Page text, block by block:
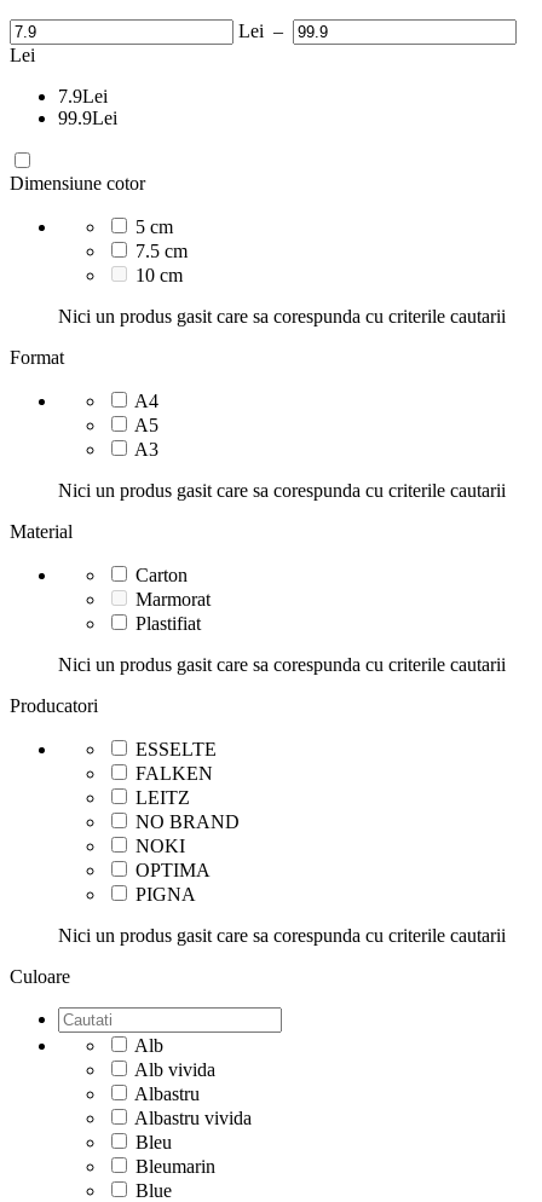
Lei –
Lei
7.9Lei
99.9Lei
Dimensiune cotor
5 cm
7.5 cm
10 cm
Nici un produs gasit care sa corespunda cu criterile cautarii
Format
A4
A5
A3
Nici un produs gasit care sa corespunda cu criterile cautarii
Material
Carton
Marmorat
Plastifiat
Nici un produs gasit care sa corespunda cu criterile cautarii
Producatori
ESSELTE
FALKEN
LEITZ
NO BRAND
NOKI
OPTIMA
PIGNA
Nici un produs gasit care sa corespunda cu criterile cautarii
Culoare
Alb
Alb vivida
Albastru
Albastru vivida
Bleu
Bleumarin
Blue